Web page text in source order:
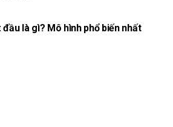
đầu là gì? Mô hình phổ biến nhất